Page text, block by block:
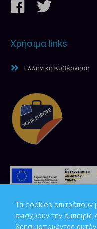
Χρήσιμα links
Ελληνική Κυβέρνηση
Τα cookies επιτρέπουν
ενισχύουν την
Χρησιμοποιώντας